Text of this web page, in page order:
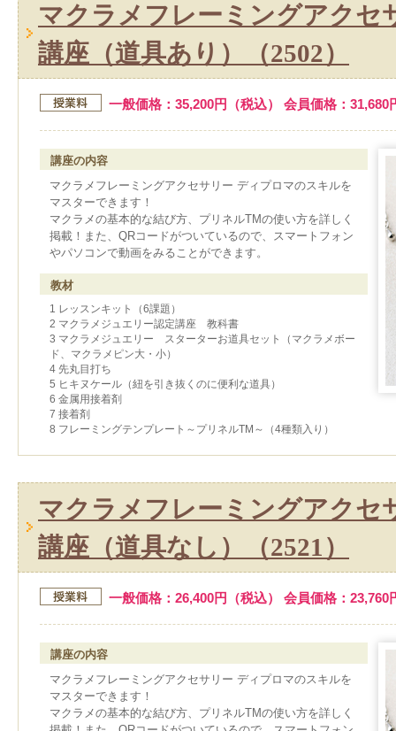
マクラメフレーミングアクセ
講座（道具あり）（2502）
一般価格：35,200円（税込） 会員価格：31,680
講座の内容
マクラメフレーミングアクセサリー ディプロマのスキルを
マスターできます！
マクラメの基本的な結び方、プリネルTMの使い方を詳しく
掲載！また、QRコードがついているので、スマートフォン
やパソコンで動画をみることができます。
教材
1 レッスンキット（6課題）
2 マクラメジュエリー認定講座 教科書
3 マクラメジュエリー スターターお道具セット（マクラメボー
ド、マクラメピン大・小）
4 先丸目打ち
5 ヒキヌケール（紐を引き抜くのに便利な道具）
6 金属用接着剤
7 接着剤
8 フレーミングテンプレート～プリネルTM～（4種類入り）
マクラメフレーミングアクセ
講座（道具なし）（2521）
一般価格：26,400円（税込） 会員価格：23,760
講座の内容
マクラメフレーミングアクセサリー ディプロマのスキルを
マスターできます！
マクラメの基本的な結び方、プリネルTMの使い方を詳しく